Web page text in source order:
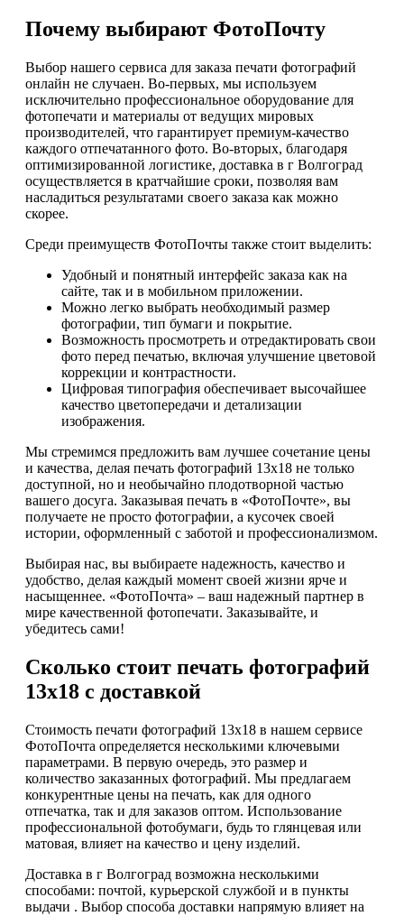
Почему выбирают ФотоПочту
Выбор нашего сервиса для заказа печати фотографий
онлайн не случаен. Во-первых, мы используем
исключительно профессиональное оборудование для
фотопечати и материалы от ведущих мировых
производителей, что гарантирует премиум-качество
каждого отпечатанного фото. Во-вторых, благодаря
оптимизированной логистике, доставка в г Волгоград
осуществляется в кратчайшие сроки, позволяя вам
насладиться результатами своего заказа как можно
скорее.
Среди преимуществ ФотоПочты также стоит выделить:
Удобный и понятный интерфейс заказа как на
сайте, так и в мобильном приложении.
Можно легко выбрать необходимый размер
фотографии, тип бумаги и покрытие.
Возможность просмотреть и отредактировать свои
фото перед печатью, включая улучшение цветовой
коррекции и контрастности.
Цифровая типография обеспечивает высочайшее
качество цветопередачи и детализации
изображения.
Мы стремимся предложить вам лучшее сочетание цены
и качества, делая печать фотографий 13х18 не только
доступной, но и необычайно плодотворной частью
вашего досуга. Заказывая печать в «ФотоПочте», вы
получаете не просто фотографии, а кусочек своей
истории, оформленный с заботой и профессионализмом.
Выбирая нас, вы выбираете надежность, качество и
удобство, делая каждый момент своей жизни ярче и
насыщеннее. «ФотоПочта» – ваш надежный партнер в
мире качественной фотопечати. Заказывайте, и
убедитесь сами!
Сколько стоит печать фотографий
13х18 с доставкой
Стоимость печати фотографий 13х18 в нашем сервисе
ФотоПочта определяется несколькими ключевыми
параметрами. В первую очередь, это размер и
количество заказанных фотографий. Мы предлагаем
конкурентные цены на печать, как для одного
отпечатка, так и для заказов оптом. Использование
профессиональной фотобумаги, будь то глянцевая или
матовая, влияет на качество и цену изделий.
Доставка в г Волгоград возможна несколькими
способами: почтой, курьерской службой и в пункты
выдачи . Выбор способа доставки напрямую влияет на